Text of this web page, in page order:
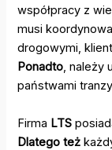
współpracy z
musi
drogowymi,
Ponadto, należy
państwami
Firma LTS
Dlatego też